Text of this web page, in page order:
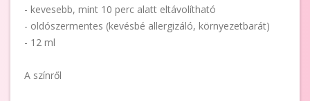
- kevesebb, mint 10 perc alatt eltávolítható
- oldószermentes (kevésbé allergizáló, környezetbarát)
- 12 ml
A színről